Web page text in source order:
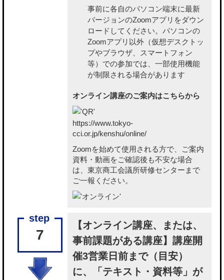
事前に各自のパソコン端末に最新
バージョンのZoomアプリをダウン
ロードしてください。パソコンの
Zoomアプリ以外（仮想デスクトッ
プやブラウザ、スマートフォン
等）での参加では、一部使用機能
が制限される場合があります
オンライン講座のご案内はこちらから
https://www.tokyo-
cci.or.jp/kenshu/online/
Zoomを始めて使用される方で、ご案内
資料・動画をご確認後も不安な場合
は、東京商工会議所研修センターまで
ご一報ください。
7
【オンライン講座、または、
事前課題がある講座】講座開
催3営業日前まで（目安）
に、「テキスト・資料等」が